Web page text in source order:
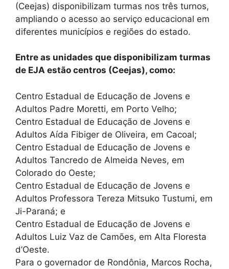
(Ceejas) disponibilizam turmas nos três turnos,
ampliando o acesso ao serviço educacional em
diferentes municípios e regiões do estado.
Entre as unidades que disponibilizam turmas
de EJA estão centros (Ceejas), como:
Centro Estadual de Educação de Jovens e
Adultos Padre Moretti, em Porto Velho;
Centro Estadual de Educação de Jovens e
Adultos Aída Fibiger de Oliveira, em Cacoal;
Centro Estadual de Educação de Jovens e
Adultos Tancredo de Almeida Neves, em
Colorado do Oeste;
Centro Estadual de Educação de Jovens e
Adultos Professora Tereza Mitsuko Tustumi, em
Ji-Paraná; e
Centro Estadual de Educação de Jovens e
Adultos Luiz Vaz de Camões, em Alta Floresta
d’Oeste.
Para o governador de Rondônia, Marcos Rocha,